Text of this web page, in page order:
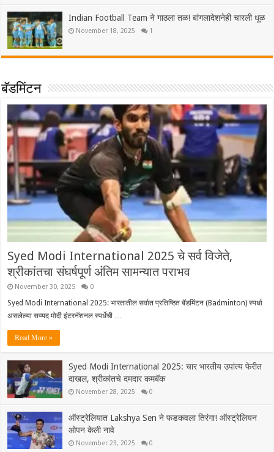
Indian Football Team ने गाठला तळ! बांगलादेशनेही चारली धूळ
November 18, 2025 1
बॅडमिंटन
Syed Modi International 2025 चे सर्व विजेते,
श्रीकांतचा संघर्षपूर्ण अंतिम सामन्यात पराभव
November 30, 2025 0
Syed Modi International 2025: भारतातील सर्वात प्रतिष्ठित बॅडमिंटन (Badminton) स्पर्धा
असलेल्या सय्यद मोदी इंटरनॅशनल स्पर्धेची …
Read More »
Syed Modi International 2025: चार भारतीय उपांत्य फेरीत
दाखल, श्रीकांतचे दमदार कमबॅक
November 28, 2025 0
ऑस्ट्रेलियात Lakshya Sen ने फडकवला तिरंगा! ऑस्ट्रेलियन
ओपन केली नावे
November 23, 2025 0